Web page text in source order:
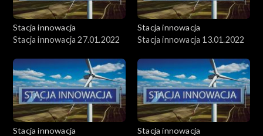
Stacja innowacja
Stacja innowacja 27.01.2022
Stacja innowacja
Stacja innowacja 13.01.2022
Stacja innowacja
Stacja innowacja